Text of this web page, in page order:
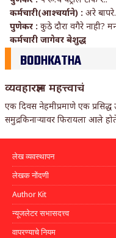
कर्मचारी(आश्चर्याने) : अरे
पुणेकर : कुठे दौरा वगैरे
कर्मचारी जागेवर बेशुद्ध
BODHKATHA
व्यवहारज्ञान महत्त्वाचं
एक दिवस नेहमीप्रमाणे एक
समुद्रकिनाऱ्यावर फिरायला आले
लेख व्यवस्थापन
लेखक नोंदणी
Author Kit
न्यूजलेटर सभासदत्त्व
वापरण्याचे नियम